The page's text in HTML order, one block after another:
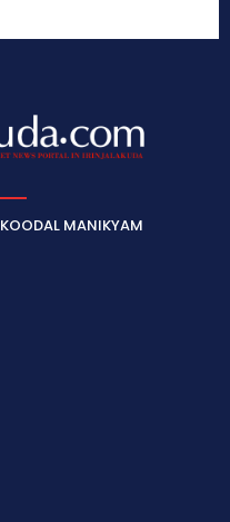
KOODAL MANIKYAM